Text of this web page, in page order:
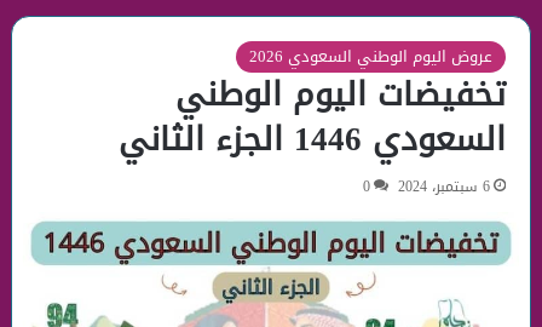
عروض اليوم الوطني السعودي 2026
تخفيضات اليوم الوطني
السعودي 1446 الجزء الثاني
6 سبتمبر، 2024 0